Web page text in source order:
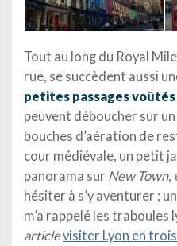
Tout au long du Royal
rue, se succèdent aussi
petites passages
peuvent déboucher sur
bouches d’aération de
cour médiévale, un petit
panorama sur New Town,
hésiter à s’y aventurer ;
m’a rappelé les traboules
articlevisiter Lyon en